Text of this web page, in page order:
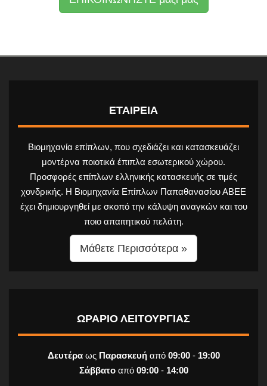
ΕΤΑΙΡΕΙΑ
Βιομηχανία επίπλων, που σχεδιάζει και κατασκευάζει
μοντέρνα ποιοτικά έπιπλα εσωτερικού χώρου.
Προσφορές επίπλων ελληνικής κατασκευής σε τιμές
χονδρικής. Η Βιομηχανία Επίπλων Παπαθανασίου ΑΒΕΕ
έχει δημιουργηθεί με σκοπό την κάλυψη αναγκών και του
ποιο απαιτητικού πελάτη.
Μάθετε Περισσότερα »
ΩΡΑΡΙΟ ΛΕΙΤΟΥΡΓΙΑΣ
Δευτέραως Παρασκευήαπό 09:00- 19:00
Σάββατοαπό 09:00- 14:00